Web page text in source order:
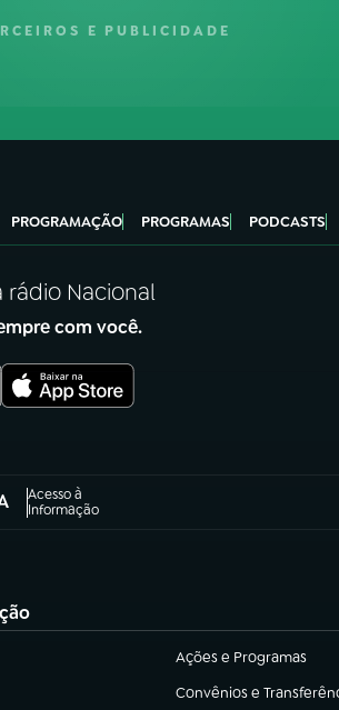
E PUBLICIDADE
PROGRAMAÇÃO PROGRAMAS PODCASTS
rádio Nacional
com você.
Acesso à
Informação
Ações e Programas
(abre em nova aba)
Convênios e
(abre em nova aba)